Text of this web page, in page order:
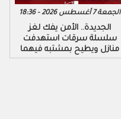
الجمعة 7 أغسطس 2026 - 18:36
الجديدة.. الأمن يفك لغز
سلسلة سرقات استهدفت
منازل ويطيح بمشتبه فيهما